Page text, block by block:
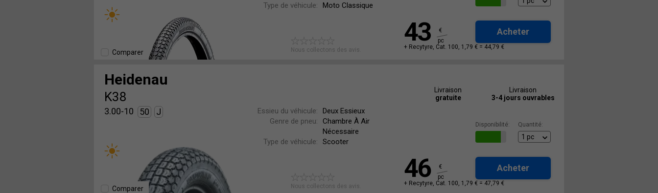
Comparer
Type de véhicule:
Moto Classique
Nous collectons des avis.
43
€
pc
Acheter
+ Recytyre, Cat. 100, 1,79 € = 44,79 €
Heidenau
K38
3.00-10 50 J
Comparer
Essieu du véhicule:
Deux Essieux
Genre de pneu:
Chambre À Air
Nécessaire
Type de véhicule:
Scooter
Nous collectons des avis.
Livraison
gratuite
Livraison
3-4 jours ouvrables
Disponibilité: Quantité:
46
€
pc
Acheter
+ Recytyre, Cat. 100, 1,79 € = 47,79 €